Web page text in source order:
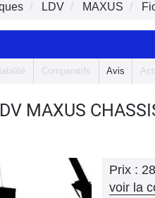
LDV MAXUS
Comparatifs Avis
MAXUS
Prix :
voir la